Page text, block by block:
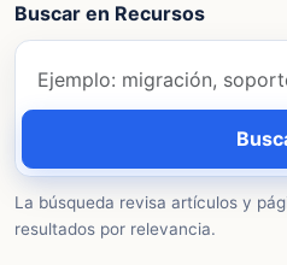
Buscar en Recursos
La búsqueda revisa artículos y
resultados por relevancia.